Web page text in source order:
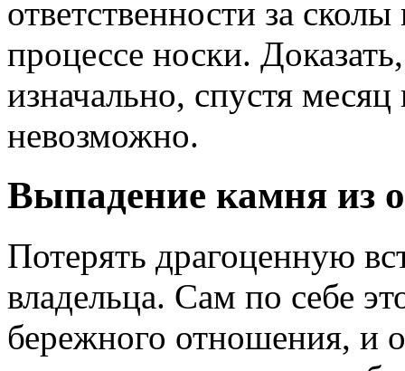
ответственности за
процессе носки.
изначально, спустя
невозможно.
Выпадение камня из
Потерять драгоценную
владельца. Сам по себе
бережного отношения, и